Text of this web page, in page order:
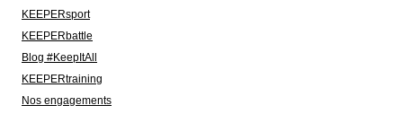
KEEPERsport
KEEPERbattle
Blog #KeepItAll
KEEPERtraining
Nos engagements